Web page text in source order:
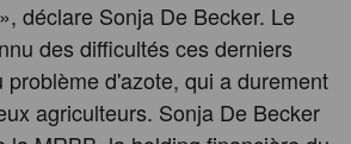
déclare Sonja De Becker. Le
des difficultés ces derniers
problème d'azote, qui a durement
agriculteurs. Sonja De Becker